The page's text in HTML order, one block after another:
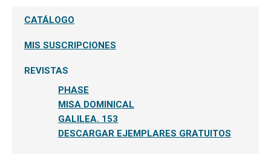
CATÁLOGO
MIS SUSCRIPCIONES
REVISTAS
PHASE
MISA DOMINICAL
GALILEA. 153
DESCARGAR EJEMPLARES GRATUITOS